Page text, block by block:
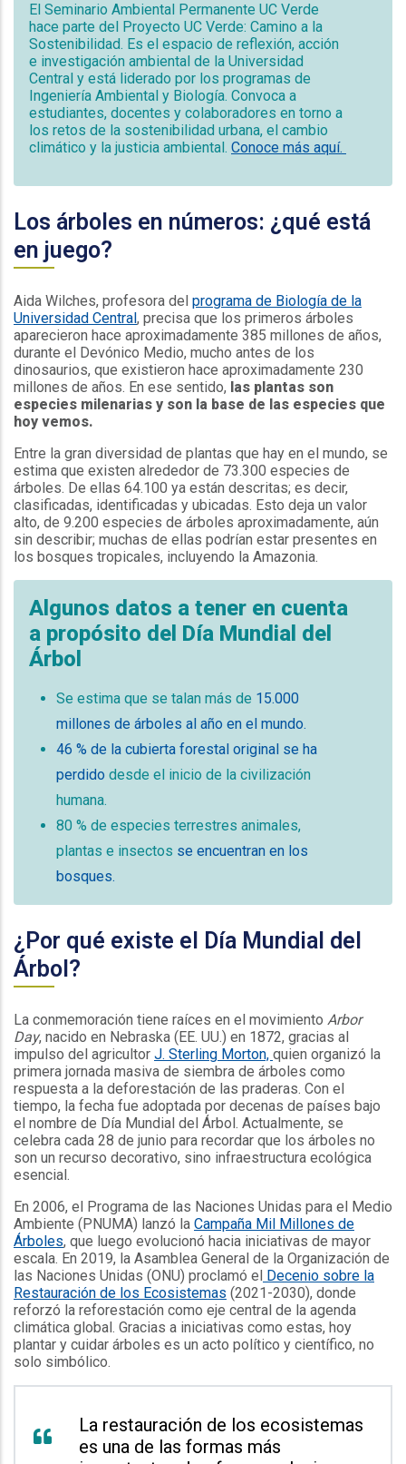
El Seminario Ambiental Permanente UC Verde
hace parte del Proyecto UC Verde: Camino a la
Sostenibilidad. Es el espacio de reflexión, acción
e investigación ambiental de la Universidad
Central y está liderado por los programas de
Ingeniería Ambiental y Biología. Convoca a
estudiantes, docentes y colaboradores en torno a
los retos de la sostenibilidad urbana, el cambio
climático y la justicia ambiental. Conoce más aquí.
Los árboles en números: ¿qué está
en juego?
Aida Wilches, profesora del programa de Biología de la
Universidad Central , precisa que los primeros árboles
aparecieron hace aproximadamente 385 millones de años,
durante el Devónico Medio, mucho antes de los
dinosaurios, que existieron hace aproximadamente 230
millones de años. En ese sentido, las plantas son
especies milenarias y son la base de las especies que
hoy vemos.
Entre la gran diversidad de plantas que hay en el mundo, se
estima que existen alrededor de 73.300 especies de
árboles. De ellas 64.100 ya están descritas; es decir,
clasificadas, identificadas y ubicadas. Esto deja un valor
alto, de 9.200 especies de árboles aproximadamente, aún
sin describir; muchas de ellas podrían estar presentes en
los bosques tropicales, incluyendo la Amazonia.
Algunos datos a tener en cuenta
a propósito del Día Mundial del
Árbol
Se estima que se talan más de 15.000
millones de árboles al año en el mundo.
46 % de la cubierta forestal original se ha
perdido desde el inicio de la civilización
humana.
80 % de especies terrestres animales,
plantas e insectos se encuentran en los
bosques.
¿Por qué existe el Día Mundial del
Árbol?
La conmemoración tiene raíces en el movimiento Arbor
Day, nacido en Nebraska (EE. UU.) en 1872, gracias al
impulso del agricultor J. Sterling Morton, quien organizó la
primera jornada masiva de siembra de árboles como
respuesta a la deforestación de las praderas. Con el
tiempo, la fecha fue adoptada por decenas de países bajo
el nombre de Día Mundial del Árbol. Actualmente, se
celebra cada 28 de junio para recordar que los árboles no
son un recurso decorativo, sino infraestructura ecológica
esencial.
En 2006, el Programa de las Naciones Unidas para el Medio
Ambiente (PNUMA) lanzó la Campaña Mil Millones de
Árboles, que luego evolucionó hacia iniciativas de mayor
escala. En 2019, la Asamblea General de la Organización de
las Naciones Unidas (ONU) proclamó el
Decenio sobre la
Restauración de los Ecosistemas (2021-2030), donde
reforzó la reforestación como eje central de la agenda
climática global. Gracias a iniciativas como estas, hoy
plantar y cuidar árboles es un acto político y científico, no
solo simbólico.
La restauración de los ecosistemas
es una de las formas más